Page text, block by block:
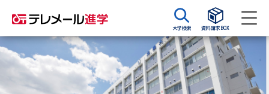
大学検索 資料請求BOX
資料請求 資料検索